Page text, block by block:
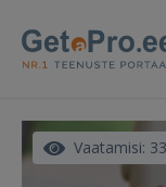
Vaatamisi: 33